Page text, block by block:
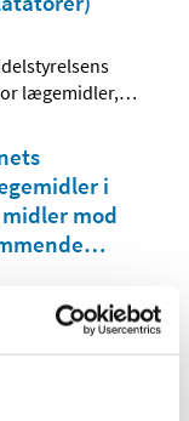
lægemidler,…
i
mod
…
lægemidler,…
pr. 13.